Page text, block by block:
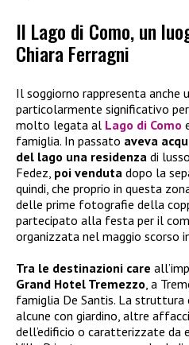
Il Lago di Como, un
Chiara Ferragni
Il soggiorno rappresenta anche
particolarmente significativo per
molto legata al Lago di Como
famiglia. In passato aveva
del lago una residenza di
Fedez, poi venduta dopo la
quindi, che proprio in questa
delle prime fotografie della
partecipato alla festa per il
organizzata nel maggio scorso
Tra le destinazioni care
Grand Hotel Tremezzo, a
famiglia De Santis. La struttura
alcune con giardino, altre
dell’edificio o caratterizzate